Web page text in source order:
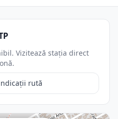
Vizitează stația direct
rută